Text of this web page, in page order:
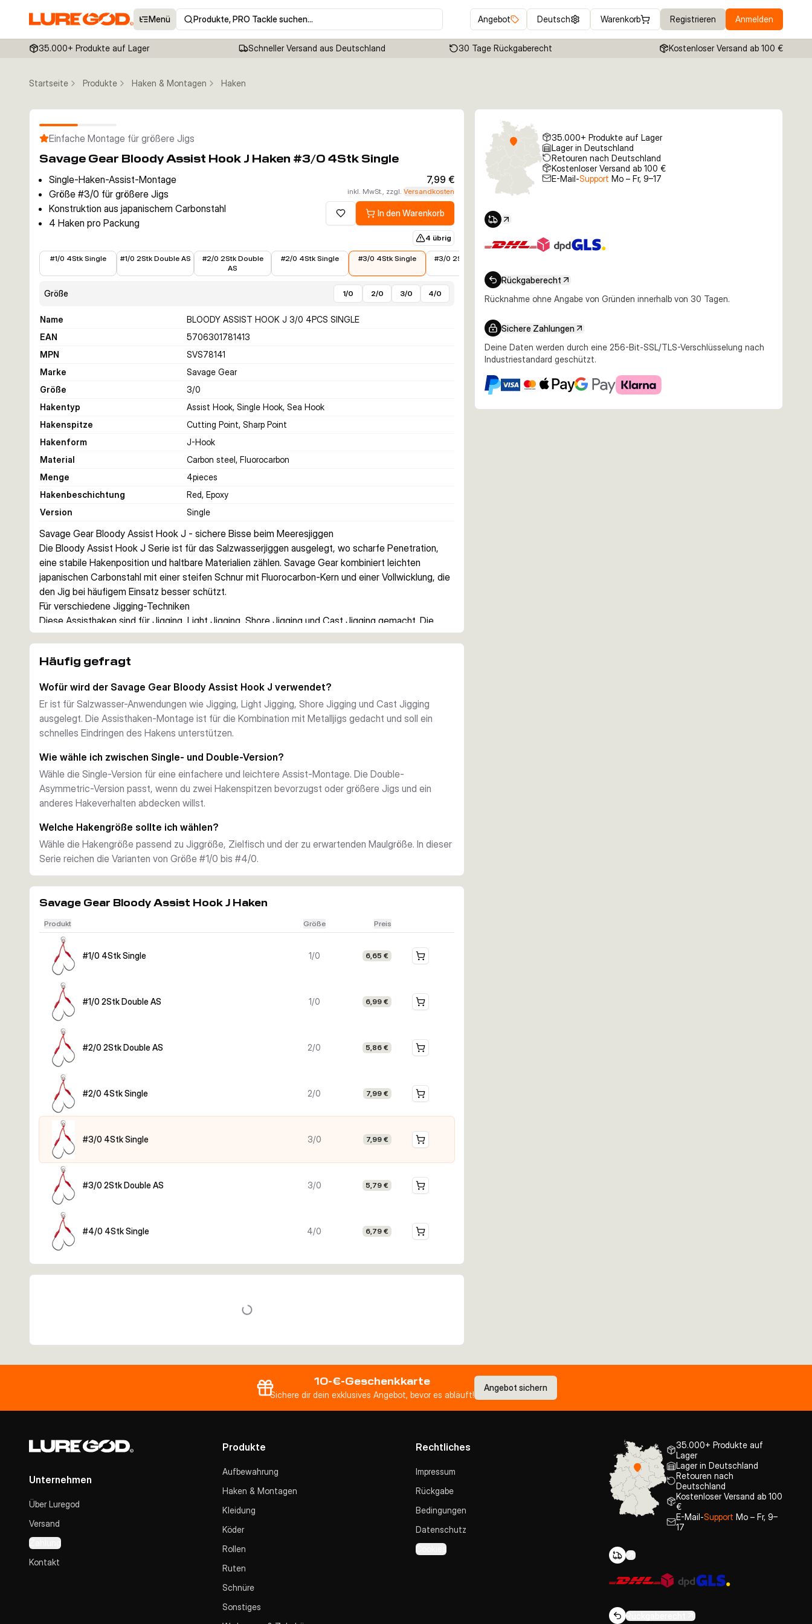
Menü Produkte, PRO Tackle suchen… Angebot Deutsch Warenkorb Registrieren Anmelden
35.000+ Produkte auf Lager Schneller Versand aus Deutschland 30 Tage Rückgaberecht Kostenloser Versand ab 100 €
Startseite Produkte Haken & Montagen Haken
Einfache Montage für größere Jigs
Savage Gear Bloody Assist Hook J Haken #3/0 4Stk Single
Single-Haken-Assist-Montage
Größe #3/0 für größere Jigs
Konstruktion aus japanischem Carbonstahl
4 Haken pro Packung
7,99 €
inkl. MwSt., zzgl.Versandkosten
Zur Wunschliste hinzufügen
In den Warenkorb
4 übrig
#1/0 4Stk Single
#1/0 2Stk Double AS
#2/0 2Stk Double
AS
#2/0 4Stk Single
#3/0 4Stk Single
5,79 €
#3/0 2Stk Double
6,79 €
Größe 1/0 2/0 3/0 4/0
Name
BLOODY ASSIST HOOK J 3/0 4PCS SINGLE
EAN
5706301781413
MPN
SVS78141
Marke
Savage Gear
Größe
3/0
Hakentyp
Assist Hook, Single Hook, Sea Hook
Hakenspitze
Cutting Point, Sharp Point
Hakenform
J-Hook
Material
Carbon steel, Fluorocarbon
Menge
4pieces
Hakenbeschichtung
Red, Epoxy
Version
Single
Savage Gear Bloody Assist Hook J - sichere Bisse beim Meeresjiggen
Die Bloody Assist Hook J Serie ist für das Salzwasserjiggen ausgelegt, wo scharfe Penetration,
eine stabile Hakenposition und haltbare Materialien zählen. Savage Gear kombiniert leichten
japanischen Carbonstahl mit einer steifen Schnur mit Fluorocarbon-Kern und einer Vollwicklung, die
den Jig bei häufigem Einsatz besser schützt.
Für verschiedene Jigging-Techniken
Diese Assisthaken sind für Jigging, Light Jigging, Shore Jigging und Cast Jigging gemacht. Die
aggressive J-Haken-Form und die scharfe Cutting Point Spitze sollen schnell fassen, auch bei
Geringes Gewicht, hohe Stabilität
Verhältnis aus Stabilität und geringem Gewicht, damit der Köder sauber läuft und der Haken auch
bei harten Einsätzen zuverlässig bleibt.
Saubere Montage am Jig
Jeder Haken ist an einer roten Assist-Schnur mit Fluorocarbon-Kern gebunden, damit die Schnur
steifer bleibt und sauber steht. Die Wicklung am Schenkel hilft zudem, Kratzer am Jig zu reduzieren
und die Hakenposition sauber zu halten.
Als Single oder Double Asymmetric
Innerhalb der Serie gibt es Single- und Double-Asymmetric-Versionen sowie mehrere Hakengrößen.
So lässt sich die Montage besser auf Jiggröße, Zielfisch und bevorzugte Führung abstimmen.
Lieferumfang
Je nach Variante enthält die Packung entweder 2 oder 4 Assisthaken in der gewählten Größe.
Häufig gefragt
Wofür wird der Savage Gear Bloody Assist Hook J verwendet?
Er ist für Salzwasser-Anwendungen wie Jigging, Light Jigging, Shore Jigging und Cast Jigging
ausgelegt. Die Assisthaken-Montage ist für die Kombination mit Metalljigs gedacht und soll ein
schnelles Eindringen des Hakens unterstützen.
Wie wähle ich zwischen Single- und Double-Version?
Wähle die Single-Version für eine einfachere und leichtere Assist-Montage. Die Double-
Asymmetric-Version passt, wenn du zwei Hakenspitzen bevorzugst oder größere Jigs und ein
anderes Hakeverhalten abdecken willst.
Welche Hakengröße sollte ich wählen?
Wähle die Hakengröße passend zu Jiggröße, Zielfisch und der zu erwartenden Maulgröße. In dieser
Serie reichen die Varianten von Größe #1/0 bis #4/0.
Savage Gear Bloody Assist Hook J Haken
Produkt Größe Preis
#1/0 4Stk Single 1/0 6,65 €
#1/0 2Stk Double AS 1/0 6,99 €
#2/0 2Stk Double AS 2/0 5,86 €
#2/0 4Stk Single 2/0 7,99 €
#3/0 4Stk Single 3/0 7,99 €
#3/0 2Stk Double AS 3/0 5,79 €
#4/0 4Stk Single 4/0 6,79 €
35.000+ Produkte auf Lager
Lager in Deutschland
Retouren nach Deutschland
Kostenloser Versand ab 100 €
E-Mail-Support Mo – Fr, 9–17
Rückgaberecht
Rücknahme ohne Angabe von Gründen innerhalb von 30 Tagen.
Sichere Zahlungen
Deine Daten werden durch eine 256-Bit-SSL/TLS-Verschlüsselung nach
Industriestandard geschützt.
10-€-Geschenkkarte
Sichere dir dein exklusives Angebot, bevor es abläuft!
Angebot sichern
Unternehmen
Über Luregod
Versand
Zahlung
Kontakt
Produkte
Aufbewahrung
Haken & Montagen
Kleidung
Köder
Rollen
Ruten
Schnüre
Sonstiges
Rechtliches
Impressum
Rückgabe
Bedingungen
Datenschutz
Cookies
35.000+ Produkte auf
Lager
Lager in Deutschland
Retouren nach
Deutschland
Kostenloser Versand ab 100
€
E-Mail-Support Mo – Fr, 9–
17
Rückgaberecht